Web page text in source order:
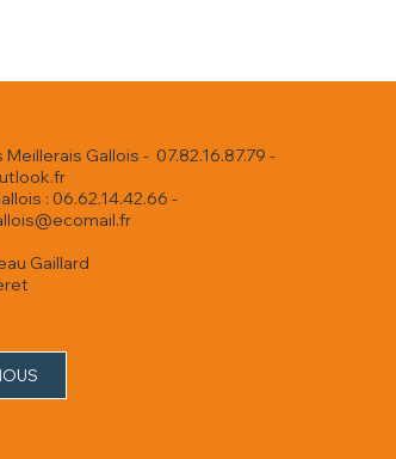
Gallois - 07.82.16.87.79 -
: 06.62.14.42.66 -
Gaillard